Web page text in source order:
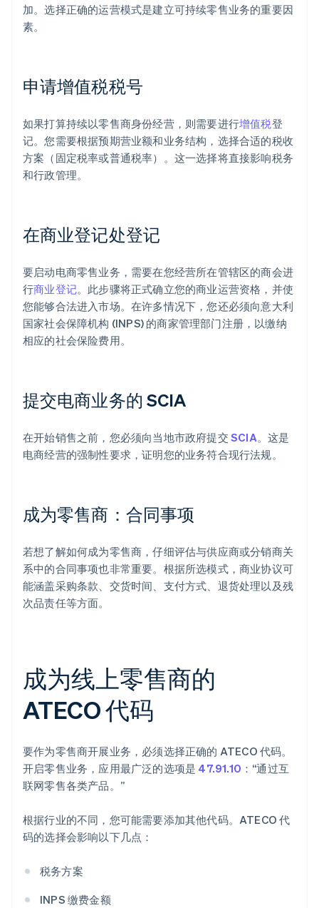
加。选择正确的运营模式是建立可持续零售业务的重要因
素。
申请增值税税号
如果打算持续以零售商身份经营，则需要进行增值税登
记。您需要根据预期营业额和业务结构，选择合适的税收
方案（固定税率或普通税率）。这一选择将直接影响税务
和行政管理。
在商业登记处登记
要启动电商零售业务，需要在您经营所在管辖区的商会进
行商业登记。此步骤将正式确立您的商业运营资格，并使
您能够合法进入市场。在许多情况下，您还必须向意大利
国家社会保障机构 (INPS) 的商家管理部门注册，以缴纳
相应的社会保险费用。
提交电商业务的 SCIA
在开始销售之前，您必须向当地市政府提交 SCIA。这是
电商经营的强制性要求，证明您的业务符合现行法规。
成为零售商：合同事项
若想了解如何成为零售商，仔细评估与供应商或分销商关
系中的合同事项也非常重要。根据所选模式，商业协议可
能涵盖采购条款、交货时间、支付方式、退货处理以及残
次品责任等方面。
成为线上零售商的
ATECO 代码
要作为零售商开展业务，必须选择正确的 ATECO 代码。
开启零售业务，应用最广泛的选项是 47.91.10 ：“通过互
联网零售各类产品。”
根据行业的不同，您可能需要添加其他代码。ATECO 代
码的选择会影响以下几点：
税务方案
INPS 缴费金额